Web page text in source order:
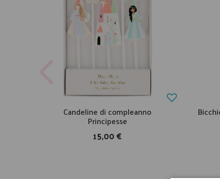
Candeline di compleanno
Principesse
15,00 €